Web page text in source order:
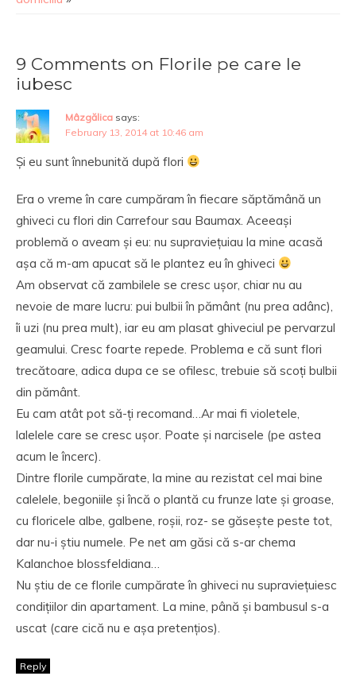
9 Comments on Florile pe care le
iubesc
Mâzgălica says:
February 13, 2014 at 10:46 am
Și eu sunt înnebunită după flori
Era o vreme în care cumpăram în fiecare săptămână un
ghiveci cu flori din Carrefour sau Baumax. Aceeași
problemă o aveam și eu: nu supraviețuiau la mine acasă
așa că m-am apucat să le plantez eu în ghiveci
Am observat că zambilele se cresc ușor, chiar nu au
nevoie de mare lucru: pui bulbii în pământ (nu prea adânc),
îi uzi (nu prea mult), iar eu am plasat ghiveciul pe pervarzul
geamului. Cresc foarte repede. Problema e că sunt flori
trecătoare, adica dupa ce se ofilesc, trebuie să scoți bulbii
din pământ.
Eu cam atât pot să-ți recomand…Ar mai fi violetele,
lalelele care se cresc ușor. Poate și narcisele (pe astea
acum le încerc).
Dintre florile cumpărate, la mine au rezistat cel mai bine
calelele, begoniile și încă o plantă cu frunze late și groase,
cu floricele albe, galbene, roșii, roz- se găsește peste tot,
dar nu-i știu numele. Pe net am găsi că s-ar chema
Kalanchoe blossfeldiana…
Nu știu de ce florile cumpărate în ghiveci nu supraviețuiesc
condițiilor din apartament. La mine, până și bambusul s-a
uscat (care cică nu e așa pretențios).
Reply